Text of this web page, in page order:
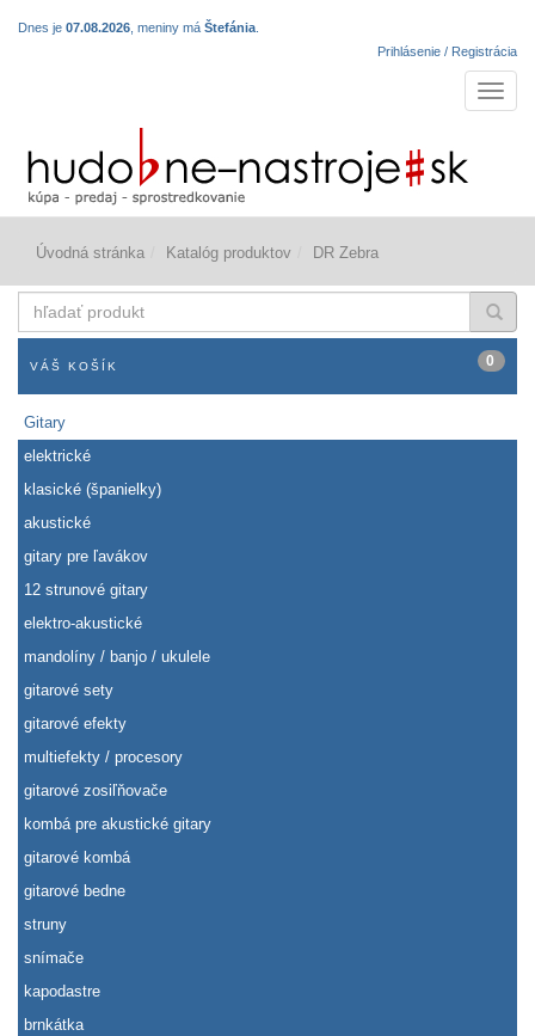
Dnes je 07.08.2026 , meniny má Štefánia
Prihlásenie / Registrácia
Úvodná stránka Katalóg produktov DR Zebra
produkt
VÁŠ KOŠÍK 0
Gitary
elektrické
klasické (španielky)
akustické
gitary pre ľavákov
12 strunové gitary
elektro-akustické
mandolíny / banjo / ukulele
gitarové sety
gitarové efekty
multiefekty / procesory
gitarové zosiľňovače
kombá pre akustické gitary
gitarové kombá
gitarové bedne
struny
snímače
kapodastre
brnkátka